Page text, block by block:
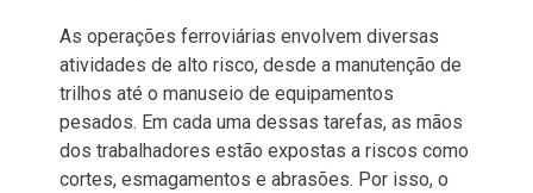
As operações ferroviárias envolvem diversas
atividades de alto risco, desde a manutenção de
trilhos até o manuseio de equipamentos
pesados. Em cada uma dessas tarefas, as mãos
dos trabalhadores estão expostas a riscos como
cortes, esmagamentos e abrasões. Por isso, o